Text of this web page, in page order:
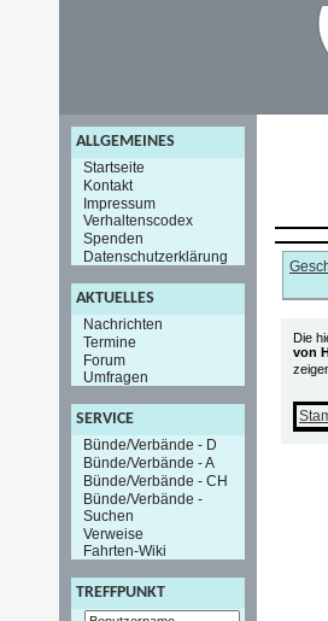
ALLGEMEINES
Startseite
Kontakt
Impressum
Verhaltenscodex
Spenden
Datenschutzerklärung
AKTUELLES
Nachrichten
Termine
Forum
Umfragen
SERVICE
Bünde/Verbände - D
Bünde/Verbände - A
Bünde/Verbände - CH
Bünde/Verbände -
Suchen
Verweise
Fahrten-Wiki
TREFFPUNKT
Die
von